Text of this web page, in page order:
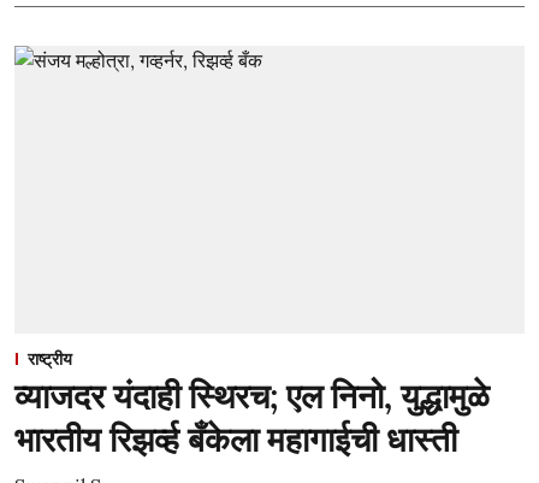
राष्ट्रीय
व्याजदर यंदाही स्थिरच; एल निनो, युद्धामुळे
भारतीय रिझर्व्ह बँकेला महागाईची धास्ती